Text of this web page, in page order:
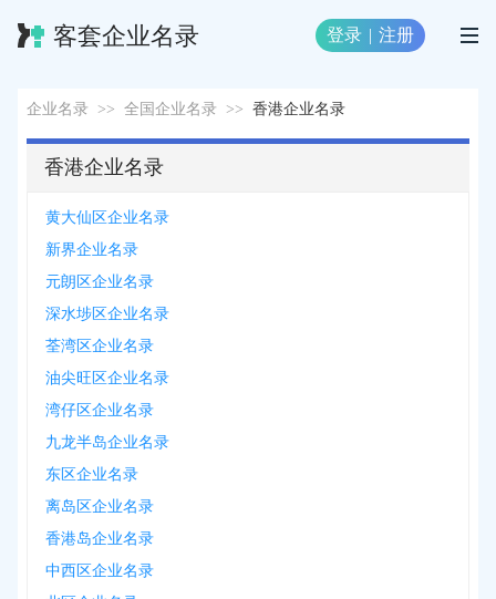
客套企业名录 登录 | 注册
企业名录 >> 全国企业名录 >> 香港企业名录
香港企业名录
黄大仙区企业名录
新界企业名录
元朗区企业名录
深水埗区企业名录
荃湾区企业名录
油尖旺区企业名录
湾仔区企业名录
九龙半岛企业名录
东区企业名录
离岛区企业名录
香港岛企业名录
中西区企业名录